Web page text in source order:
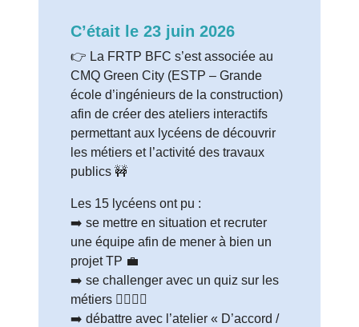
C’était le 23 juin 2026
👉 La FRTP BFC s’est associée au
CMQ Green City (ESTP – Grande
école d’ingénieurs de la construction)
afin de créer des ateliers interactifs
permettant aux lycéens de découvrir
les métiers et l’activité des travaux
publics 🚧
Les 15 lycéens ont pu :
➡️ se mettre en situation et recruter
une équipe afin de mener à bien un
projet TP 💼
➡️ se challenger avec un quiz sur les
métiers 🙋‍♀️🙋‍♂️
➡️ débattre avec l’atelier « D’accord /